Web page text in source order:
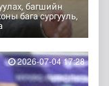
багшийн
бага сургууль,
2026-07-04 17:28